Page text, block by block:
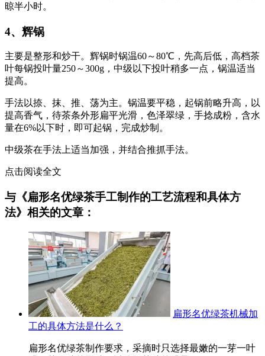
晾半小时。
4、辉锅
主要是整形和炒干。辉锅时锅温60～80℃，先高后低，高档茶
叶每锅投叶量250～300g，中级以下投叶稍多一点，锅温适当
提高。
手法以捺、抹、推、荡为主。锅温要平稳，起锅前略升高，以
提高香气，待茶条外形扁平光滑，色泽翠绿，手捻成粉，含水
量在6%以下时，即可起锅，完成炒制。
中级茶在手法上适当加强，并结合推抓手法。
点击阅读全文
与《扁形名优绿茶手工制作的工艺流程和具体方
法》相关的文章：
扁形名优绿茶机械加
工的具体方法是什么？
扁形名优绿茶制作要求，采摘时只选择最嫩的一芽一叶